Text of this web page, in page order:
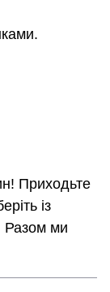
Приходьте
із
Разом ми